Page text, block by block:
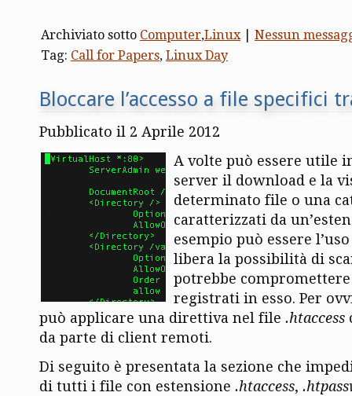
Archiviato sotto Computer,Linux| Nessun
Tag: Call for Papers, Linux Day
Bloccare l’accesso a file specifici
Pubblicato il 2 Aprile 2012
A volte può essere utile
server il download e la
determinato file o una
caratterizzati da
esempio può essere
libera la possibilità di
potrebbe
registrati in esso. Per
può applicare una direttiva nel file .htaccess
da parte di client remoti.
Di seguito è presentata la sezione che
di tutti i file con estensione .htaccess,